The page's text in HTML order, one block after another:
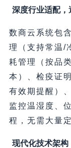
深度行业适配
数商云系统包
理（支持常温/
耗管理（按品
本）、检疫证
有效期提醒）
监控温湿度、
程，无需大量
现代化技术架构